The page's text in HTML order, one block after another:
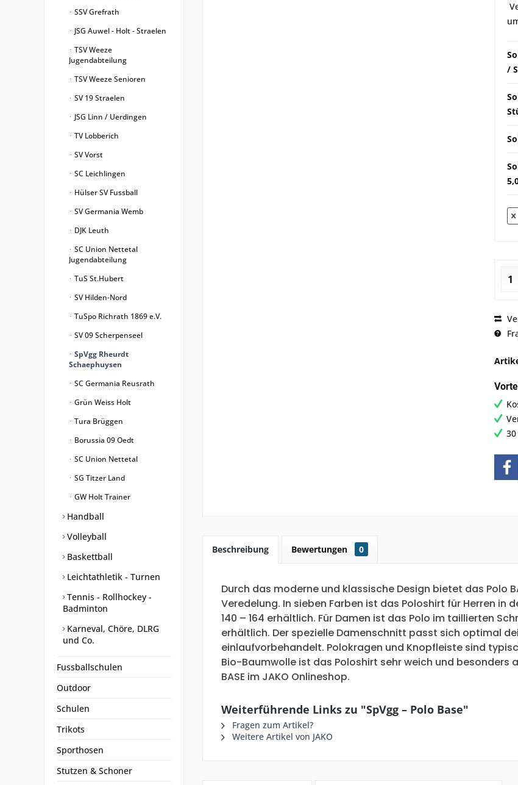
SSV Grefrath
JSG Auwel - Holt - Straelen
TSV Weeze
Jugendabteilung
TSV Weeze Senioren
SV 19 Straelen
JSG Linn / Uerdingen
TV Lobberich
SV Vorst
SC Leichlingen
Hülser SV Fussball
SV Germania Wemb
DJK Leuth
SC Union Nettetal
Jugendabteilung
TuS St.Hubert
SV Hilden-Nord
TuSpo Richrath 1869 e.V.
SV 09 Scherpenseel
SpVgg Rheurdt
Schaephuysen
SC Germania Reusrath
Grün Weiss Holt
Tura Brüggen
Borussia 09 Oedt
SC Union Nettetal
SG Titzer Land
GW Holt Trainer
Handball
Volleyball
Baskettball
Leichtathletik - Turnen
Tennis - Rollhockey -
Badminton
Karneval, Chöre, DLRG
und Co.
Fussballschulen
Outdoor
Schulen
Trikots
Sporthosen
Stutzen & Schoner
/
Beschreibung Bewertungen 0
Durch das moderne und klassische Design bietet das Polo
Veredelung. In sieben Farben ist das Poloshirt für Herren in
140 – 164 erhältlich. Für Damen ist das Polo im taillierten
erhältlich. Der spezielle Damenschnitt passt sich optimal
einlaufvorbehandelt. Polokragen und Knopfleiste sind
Bio-Baumwolle ist das Poloshirt sehr weich und besonders
BASE im JAKO Onlineshop.
Weiterführende Links zu "SpVgg – Polo Base"
Fragen zum Artikel?
Weitere Artikel von JAKO